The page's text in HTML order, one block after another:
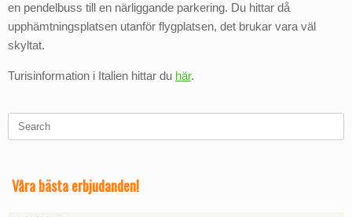
en pendelbuss till en närliggande parkering. Du hittar då
upphämtningsplatsen utanför flygplatsen, det brukar vara väl
skyltat.
Turisinformation i Italien hittar du här.
Search
Våra bästa erbjudanden!